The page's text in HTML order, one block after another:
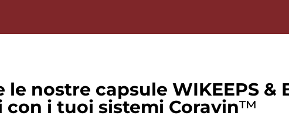
nostre capsule WIKEEPS &
i tuoi sistemi Coravin™